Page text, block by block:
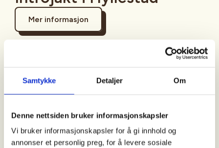
Samtykke Detaljer Om
Denne nettsiden bruker informasjonskapsler
Vi bruker informasjonskapsler for å gi innhold og
annonser et personlig preg, for å levere sosiale
Mer informasjon
Sted